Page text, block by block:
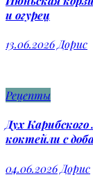
и огурец
13.06.2026 Дорис
Рецепты
Дух
коктейли с
04.06.2026 Дорис